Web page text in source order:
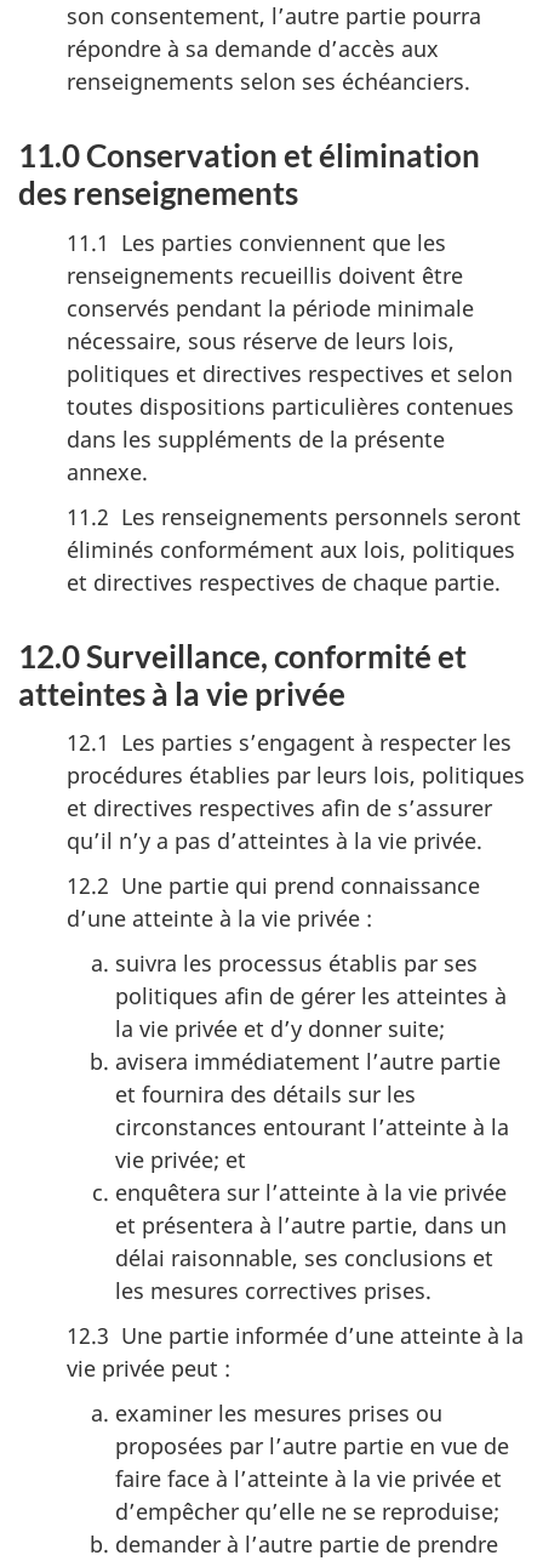
son consentement, l’autre partie pourra
répondre à sa demande d’accès aux
renseignements selon ses échéanciers.
11.0 Conservation et élimination
des renseignements
11.1 Les parties conviennent que les
renseignements recueillis doivent être
conservés pendant la période minimale
nécessaire, sous réserve de leurs lois,
politiques et directives respectives et selon
toutes dispositions particulières contenues
dans les suppléments de la présente
annexe.
11.2 Les renseignements personnels seront
éliminés conformément aux lois, politiques
et directives respectives de chaque partie.
12.0 Surveillance, conformité et
atteintes à la vie privée
12.1 Les parties s’engagent à respecter les
procédures établies par leurs lois, politiques
et directives respectives afin de s’assurer
qu’il n’y a pas d’atteintes à la vie privée.
12.2 Une partie qui prend connaissance
d’une atteinte à la vie privée :
suivra les processus établis par ses
politiques afin de gérer les atteintes à
la vie privée et d’y donner suite;
avisera immédiatement l’autre partie
et fournira des détails sur les
circonstances entourant l’atteinte à la
vie privée; et
enquêtera sur l’atteinte à la vie privée
et présentera à l’autre partie, dans un
délai raisonnable, ses conclusions et
les mesures correctives prises.
12.3 Une partie informée d’une atteinte à la
vie privée peut :
examiner les mesures prises ou
proposées par l’autre partie en vue de
faire face à l’atteinte à la vie privée et
d’empêcher qu’elle ne se reproduise;
demander à l’autre partie de prendre